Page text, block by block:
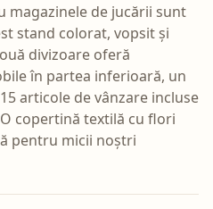
magazinele de jucării sunt
stand colorat, vopsit și
divizoare oferă
în partea inferioară, un
articole de vânzare incluse
copertină textilă cu flori
pentru micii noștri